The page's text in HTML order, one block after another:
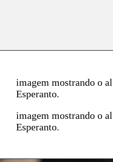
imagem mostrando o
Esperanto.
imagem mostrando o
Esperanto.